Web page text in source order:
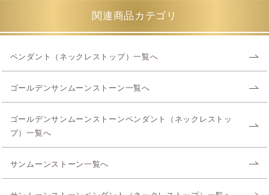
関連商品カテゴリ
ペンダント（ネックレストップ）一覧へ
ゴールデンサンムーンストーン一覧へ
ゴールデンサンムーンストーンペンダント（ネックレストッ
プ）一覧へ
サンムーンストーン一覧へ